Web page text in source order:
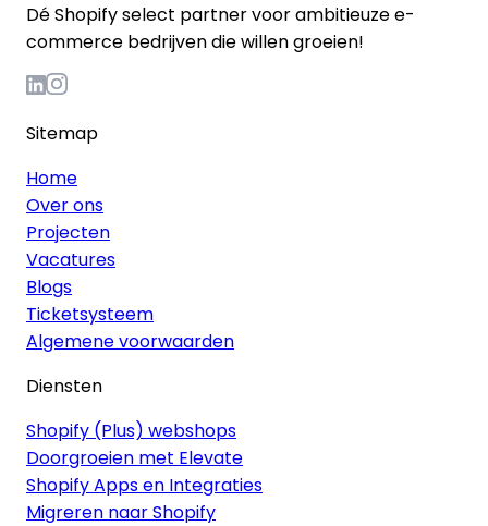
Dé Shopify select partner voor ambitieuze e-
commerce bedrijven die willen groeien!
Sitemap
Home
Over ons
Projecten
Vacatures
Blogs
Ticketsysteem
Algemene voorwaarden
Diensten
Shopify (Plus) webshops
Doorgroeien met Elevate
Shopify Apps en Integraties
Migreren naar Shopify